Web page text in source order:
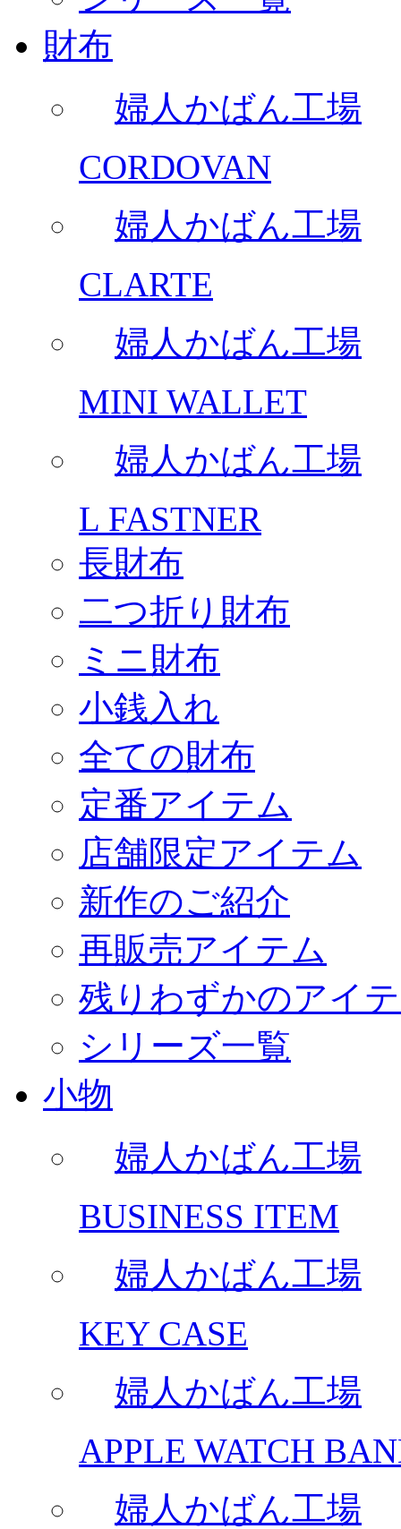
財布
婦人かばん工場
CORDOVAN
婦人かばん工場
CLARTE
婦人かばん工場
MINI WALLET
婦人かばん工場
L FASTNER
長財布
二つ折り財布
ミニ財布
小銭入れ
全ての財布
定番アイテム
店舗限定アイテム
新作のご紹介
再販売アイテム
残りわずかのアイ
シリーズ一覧
小物
婦人かばん工場
BUSINESS ITEM
婦人かばん工場
KEY CASE
婦人かばん工場
APPLE WATCH
婦人かばん工場